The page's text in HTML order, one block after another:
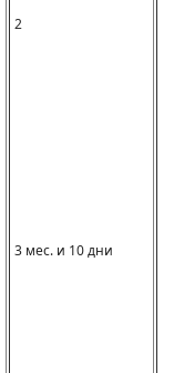
2
3 мес. и 10 дни